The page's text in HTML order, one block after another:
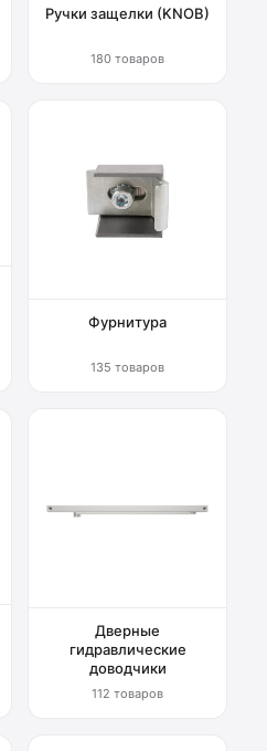
Ручки защелки (KNOB)
180 товаров
Фурнитура
135 товаров
Дверные
гидравлические
доводчики
112 товаров